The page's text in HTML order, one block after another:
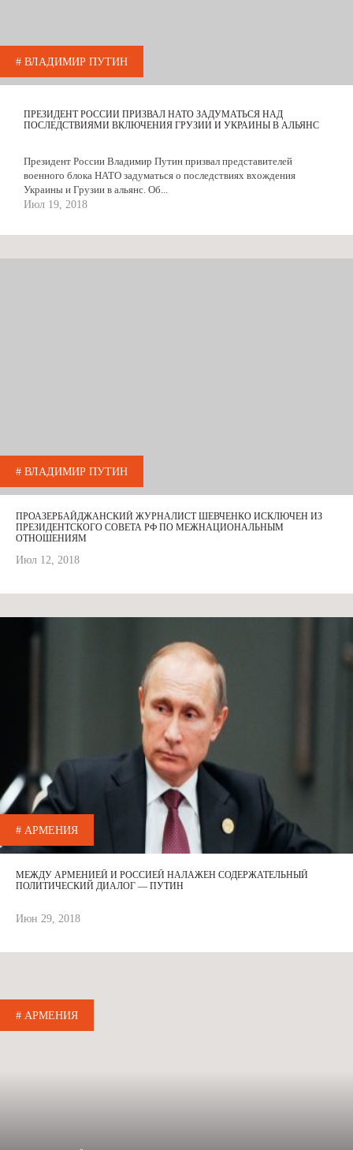
# ВЛАДИМИР ПУТИН
ПРЕЗИДЕНТ РОССИИ ПРИЗВАЛ НАТО ЗАДУМАТЬСЯ НАД
ПОСЛЕДСТВИЯМИ ВКЛЮЧЕНИЯ ГРУЗИИ И УКРАИНЫ В АЛЬЯНС
Президент России Владимир Путин призвал представителей
военного блока НАТО задуматься о последствиях вхождения
Украины и Грузии в альянс. Об...
Июл 19, 2018
# ВЛАДИМИР ПУТИН
ПРОАЗЕРБАЙДЖАНСКИЙ ЖУРНАЛИСТ ШЕВЧЕНКО ИСКЛЮЧЕН ИЗ
ПРЕЗИДЕНТСКОГО СОВЕТА РФ ПО МЕЖНАЦИОНАЛЬНЫМ
ОТНОШЕНИЯМ
Июл 12, 2018
# АРМЕНИЯ
МЕЖДУ АРМЕНИЕЙ И РОССИЕЙ НАЛАЖЕН СОДЕРЖАТЕЛЬНЫЙ
ПОЛИТИЧЕСКИЙ ДИАЛОГ — ПУТИН
Июн 29, 2018
# АРМЕНИЯ